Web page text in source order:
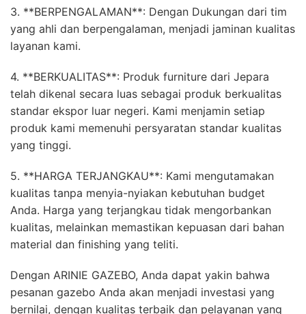
3. **BERPENGALAMAN**: Dengan Dukungan dari tim
yang ahli dan berpengalaman, menjadi jaminan kualitas
layanan kami.
4. **BERKUALITAS**: Produk furniture dari Jepara
telah dikenal secara luas sebagai produk berkualitas
standar ekspor luar negeri. Kami menjamin setiap
produk kami memenuhi persyaratan standar kualitas
yang tinggi.
5. **HARGA TERJANGKAU**: Kami mengutamakan
kualitas tanpa menyia-nyiakan kebutuhan budget
Anda. Harga yang terjangkau tidak mengorbankan
kualitas, melainkan memastikan kepuasan dari bahan
material dan finishing yang teliti.
Dengan ARINIE GAZEBO, Anda dapat yakin bahwa
pesanan gazebo Anda akan menjadi investasi yang
bernilai, dengan kualitas terbaik dan pelayanan yang